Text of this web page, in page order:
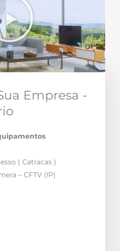
Empresa -
( Catracas )
– CFTV (IP)